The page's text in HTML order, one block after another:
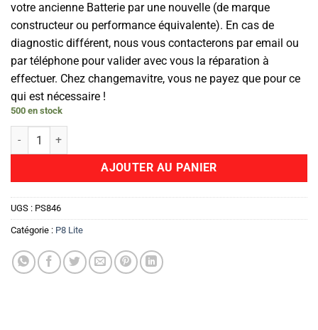
votre ancienne Batterie par une nouvelle (de marque
constructeur ou performance équivalente). En cas de
diagnostic différent, nous vous contacterons par email ou
par téléphone pour valider avec vous la réparation à
effectuer. Chez changemavitre, vous ne payez que pour ce
qui est nécessaire !
500 en stock
quantité de Batterie
AJOUTER AU PANIER
UGS : PS846
Catégorie : P8 Lite